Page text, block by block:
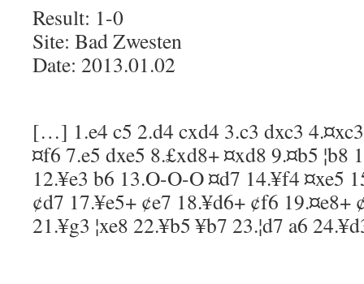
Result: 1-0
Site: Bad Zwesten
Date: 2013.01.02
[…] 1.e4 c5 2.d4 cxd4 3.c3 dxc3 4.¤xc3
¤f6 7.e5 dxe5 8.£xd8+¤xd8 9.¤b5 ¦b8
12.¥e3 b6 13.O-O-O¤d7 14.¥f4 ¤xe5
¢d7 17.¥e5+ ¢e7 18.¥d6+ ¢f6 19.¤e8+
21.¥g3 ¦xe8 22.¥b5 ¥b7 23.¦d7 a6 24.¥